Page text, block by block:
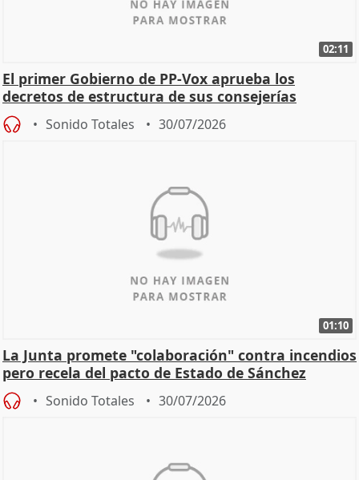
02:11
El primer Gobierno de PP-Vox aprueba los
decretos de estructura de sus consejerías
Sonido Totales 30/07/2026
01:10
La Junta promete "colaboración" contra incendios
pero recela del pacto de Estado de Sánchez
Sonido Totales 30/07/2026